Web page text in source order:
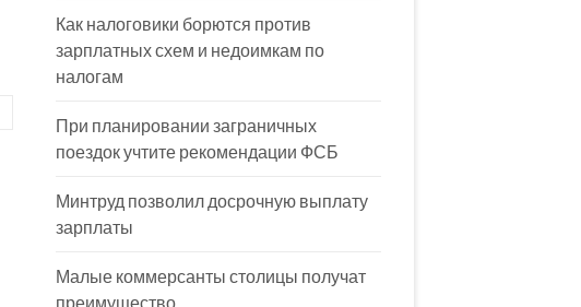
Как налоговики борются против
зарплатных схем и недоимкам по
налогам
При планировании заграничных
поездок учтите рекомендации ФСБ
Минтруд позволил досрочную выплату
зарплаты
Малые коммерсанты столицы получат
преимущество